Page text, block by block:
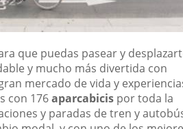
que puedas pasear y
y mucho más divertida con
mercado de vida y
con 176aparcabicis por toda la
y paradas de tren y